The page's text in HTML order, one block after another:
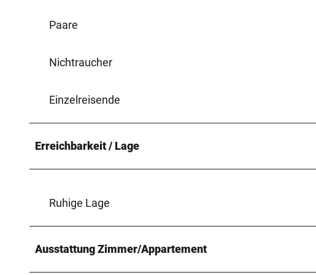
Paare
Nichtraucher
Einzelreisende
Erreichbarkeit / Lage
Ruhige Lage
Ausstattung Zimmer/Appartement